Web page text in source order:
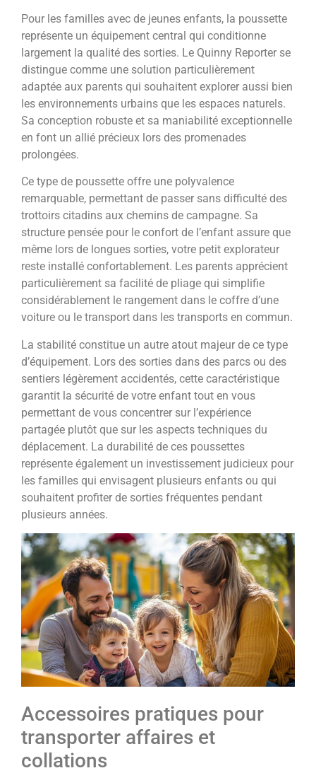
Pour les familles avec de jeunes enfants, la poussette
représente un équipement central qui conditionne
largement la qualité des sorties. Le Quinny Reporter se
distingue comme une solution particulièrement
adaptée aux parents qui souhaitent explorer aussi bien
les environnements urbains que les espaces naturels.
Sa conception robuste et sa maniabilité exceptionnelle
en font un allié précieux lors des promenades
prolongées.
Ce type de poussette offre une polyvalence
remarquable, permettant de passer sans difficulté des
trottoirs citadins aux chemins de campagne. Sa
structure pensée pour le confort de l’enfant assure que
même lors de longues sorties, votre petit explorateur
reste installé confortablement. Les parents apprécient
particulièrement sa facilité de pliage qui simplifie
considérablement le rangement dans le coffre d’une
voiture ou le transport dans les transports en commun.
La stabilité constitue un autre atout majeur de ce type
d’équipement. Lors des sorties dans des parcs ou des
sentiers légèrement accidentés, cette caractéristique
garantit la sécurité de votre enfant tout en vous
permettant de vous concentrer sur l’expérience
partagée plutôt que sur les aspects techniques du
déplacement. La durabilité de ces poussettes
représente également un investissement judicieux pour
les familles qui envisagent plusieurs enfants ou qui
souhaitent profiter de sorties fréquentes pendant
plusieurs années.
Accessoires pratiques pour
transporter affaires et
collations